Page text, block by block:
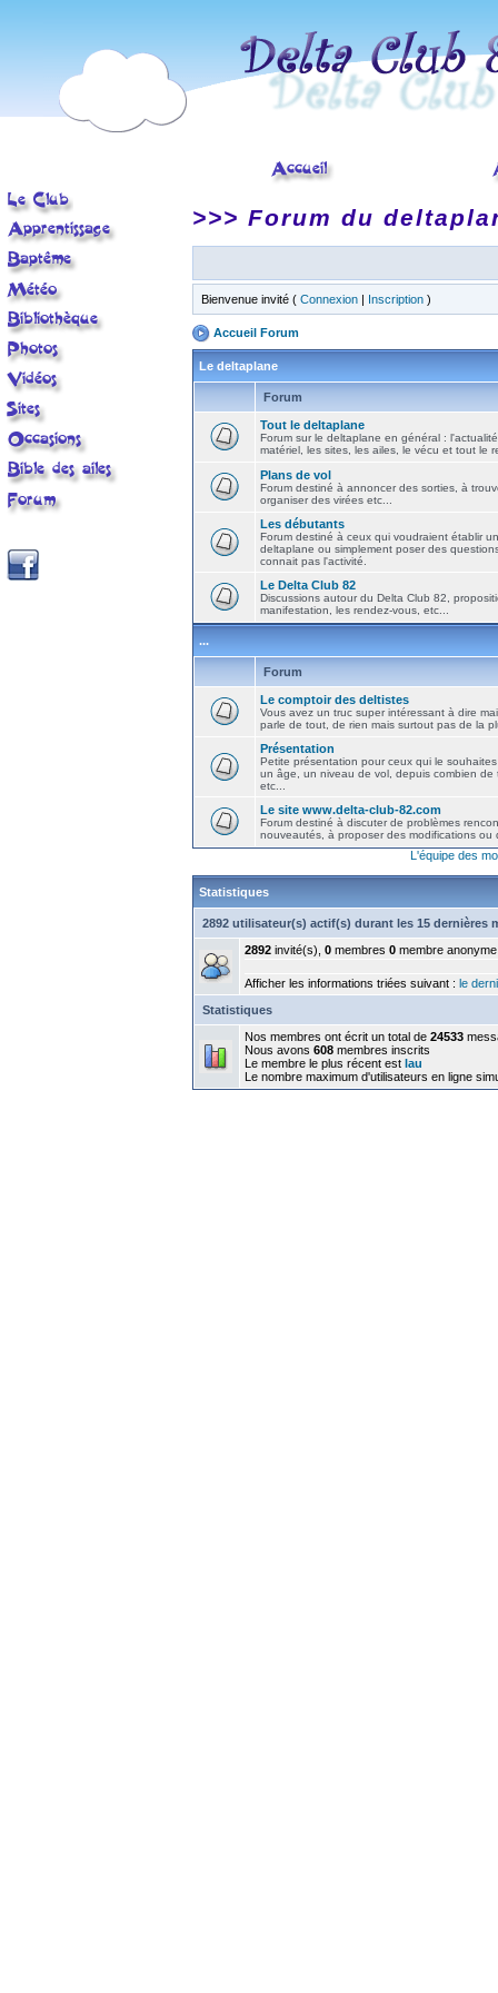
>>> Forum du
Bienvenue invité ( Connexion | Inscription )
Accueil Forum
Le deltaplane
Forum
Tout le deltaplane
Forum sur le deltaplane en général :
matériel, les sites, les ailes, le vécu et tout le
Plans de vol
Forum destiné à annoncer des sorties, à
organiser des virées etc...
Les débutants
Forum destiné à ceux qui voudraient établir
deltaplane ou simplement poser des
connait pas l'activité.
Le Delta Club 82
Discussions autour du Delta Club 82,
manifestation, les rendez-vous, etc...
...
Forum
Le comptoir des deltistes
Vous avez un truc super intéressant à dire
parle de tout, de rien mais surtout pas de la
Présentation
Petite présentation pour ceux qui le
un âge, un niveau de vol, depuis combien de
etc...
Le site www.delta-club-82.com
Forum destiné à discuter de problèmes
nouveautés, à proposer des modifications ou
L'équipe des
Statistiques
2892 utilisateur(s) actif(s) durant les 15 dernières
2892 invité(s), 0 membres 0 membre anonyme
Afficher les informations triées suivant : le
Statistiques
Nos membres ont écrit un total de 24533
Nous avons 608 membres inscrits
Le membre le plus récent est lau
Le nombre maximum d'utilisateurs en ligne